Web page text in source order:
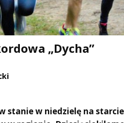
„Dycha”
stanie w niedzielę na